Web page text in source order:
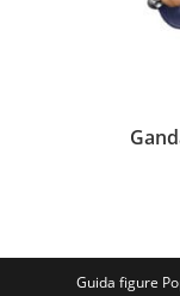
Guida figure